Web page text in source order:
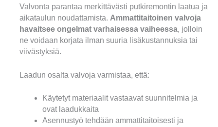
Valvonta parantaa merkittävästi putkiremontin laatua ja
aikataulun noudattamista. Ammattitaitoinen valvoja
havaitsee ongelmat varhaisessa vaiheessa, jolloin
ne voidaan korjata ilman suuria lisäkustannuksia tai
viivästyksiä.
Laadun osalta valvoja varmistaa, että:
Käytetyt materiaalit vastaavat suunnitelmia ja
ovat laadukkaita
Asennustyö tehdään ammattitaitoisesti ja